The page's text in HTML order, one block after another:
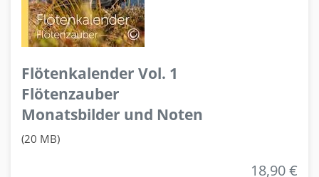
Flötenkalender Vol. 1
Flötenzauber
Monatsbilder und Noten
(20 MB)
18,90 €